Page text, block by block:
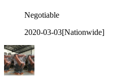
Negotiable
2020-03-03[Nationwide]